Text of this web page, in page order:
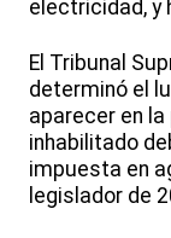
electricidad, y
El Tribunal
determinó el
aparecer en
inhabilitado
impuesta en
legislador de